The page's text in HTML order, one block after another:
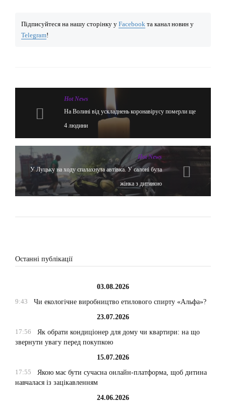
Підписуйтеся на нашу сторінку у Facebook та канал новин у
Telegram!
Hot News
На Волині від ускладнень коронавірусу померли ще
4 людини
Hot News
У Луцьку на ходу спалахнула автівка. У салоні була
жінка з дитиною
Останні публікації
03.08.2026
9:43
Чи екологічне виробництво етилового спирту «Альфа»?
23.07.2026
17:56
Як обрати кондиціонер для дому чи квартири: на що
звернути увагу перед покупкою
15.07.2026
17:55
Якою має бути сучасна онлайн-платформа, щоб дитина
навчалася із зацікавленням
24.06.2026